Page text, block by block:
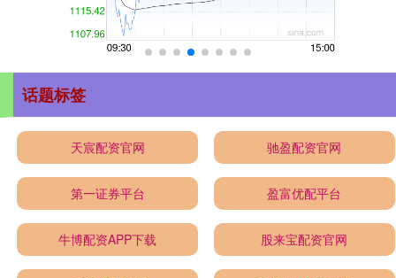
话题标签
天宸配资官网 驰盈配资官网
第一证券平台 盈富优配平台
牛博配资APP下载 股来宝配资官网